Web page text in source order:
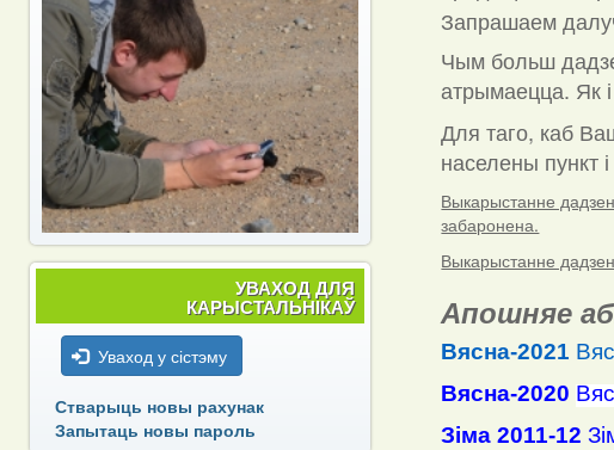
Запрашаем
Чым больш
атрымаецца. Як
Для таго, каб
населены пункт
Выкарыстанне
забаронена.
Выкарыстанне
Апошняе
Вясна-2021
Вясна-2020
Зіма 2011-12
УВАХОД ДЛЯ
КАРЫСТАЛЬНІКАЎ
Уваход у сістэму
Стварыць новы рахунак
Запытаць новы пароль